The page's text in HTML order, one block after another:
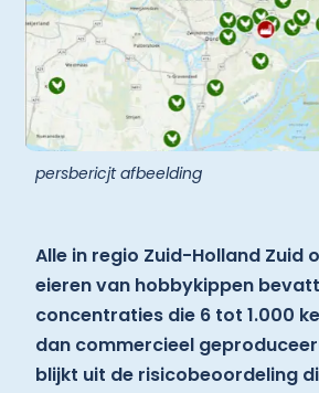
persbericjt afbeelding
Alle in regio Zuid-Holland Zuid
eieren van hobbykippen
concentraties die 6 tot 1.000
dan commercieel
blijkt uit de risicobeoordeling